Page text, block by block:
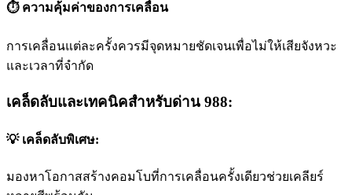
⏱️ ความคุ้มค่าของการเคลื่อน
การเคลื่อนแต่ละครั้งควรมีจุดหมายชัดเจนเพื่อไม่ให้เสียจังหวะ
และเวลาที่จำกัด
เคล็ดลับและเทคนิคสำหรับด่าน 988:
💡 เคล็ดลับพิเศษ:
มองหาโอกาสสร้างคอมโบที่การเคลื่อนครั้งเดียวช่วยเคลียร์